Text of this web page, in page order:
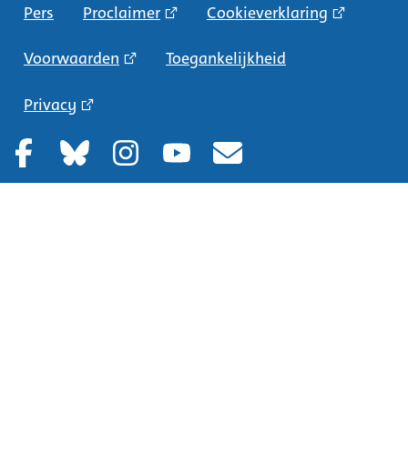
Pers Proclaimer Cookieverklaring
Voorwaarden Toegankelijkheid
Privacy